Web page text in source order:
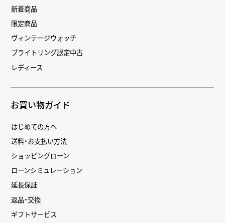
新着商品
限定商品
ヴィンテージウォッチ
ブライトリング認定中古
レディース
お買い物ガイド
はじめての方へ
送料・お支払い方法
ショッピングローン
ローンシミュレーション
延長保証
返品・交換
ギフトサービス